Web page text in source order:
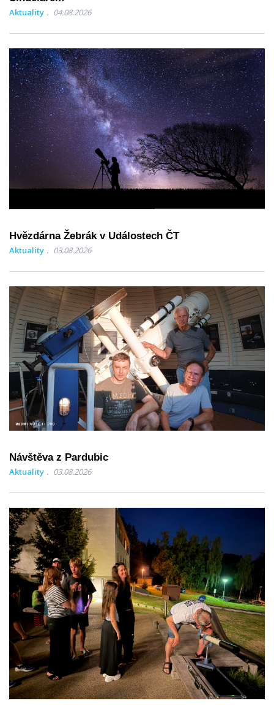
Aktuality 04.08.2026
Hvězdárna Žebrák v Událostech ČT
Aktuality 03.08.2026
Návštěva z Pardubic
Aktuality 03.08.2026